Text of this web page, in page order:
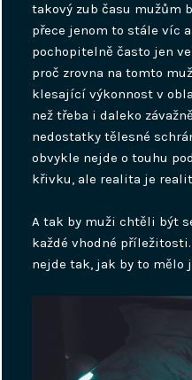
takový zub času mužům
přece jenom to stále víc
pochopitelně často jen
proč zrovna na tomto
klesající výkonnost v
než třeba i daleko
nedostatky tělesné
obvykle nejde o touhu
křivku, ale realita je
A tak by muži chtěli být
každé vhodné
nejde tak, jak by to mělo